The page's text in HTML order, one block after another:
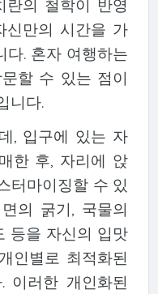
의 철학이 반영
신만의 시간을 가
다. 혼자 여행하는
할 수 있는 점이
니다.
, 입구에 있는 자
한 후, 자리에 앉
터마이징할 수 있
의 굵기, 국물의
등을 자신의 입맛
인별로 최적화된
이러한 개인화된